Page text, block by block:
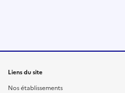
Liens du site
Nos établissements